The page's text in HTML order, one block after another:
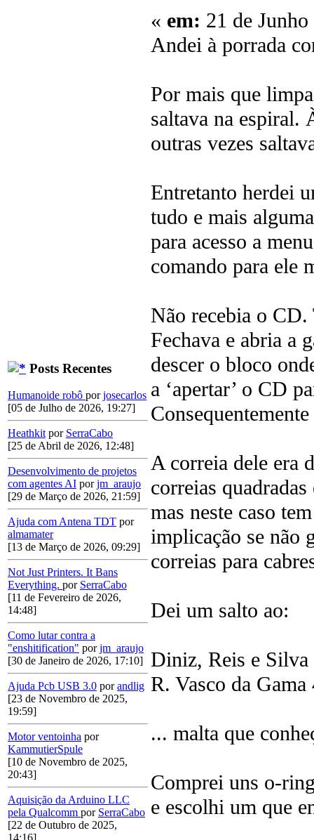
Posts Recentes
Humanoide robô porjosecarlos
[05 de Julho de 2026, 19:27]
Heathkit por SerraCabo
[25 de Abril de 2026, 12:48]
Desenvolvimento de projetos
com agentes AI porjm_araujo
[29 de Março de 2026, 21:59]
Ajuda com Antena TDT por
almamater
[13 de Março de 2026, 09:29]
Not Just Printers. It Bans
Everything. por SerraCabo
[11 de Fevereiro de 2026,
14:48]
Como lutar contra a
"enshitification" porjm_araujo
[30 de Janeiro de 2026, 17:10]
Ajuda Pcb USB 3.0 porandlig
[23 de Novembro de 2025,
19:59]
Motor ventoinha por
KammutierSpule
[10 de Novembro de 2025,
20:43]
Aquisição da Arduino LLC
pela Qualcomm por SerraCabo
[22 de Outubro de 2025,
« em: 21 de
Andei à porrada
Por mais que
saltava na espiral.
outras vezes
Entretanto herdei
tudo e mais
para acesso a
comando para ele
Não recebia o
Fechava e abria a
descer o bloco
a ‘apertar’ o CD
A correia dele era
correias
mas neste caso
implicação se não
correias para
Dei um salto ao:
Diniz, Reis e Silva
R. Vasco da
... malta que
Comprei uns o-
e escolhi um que